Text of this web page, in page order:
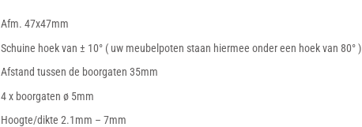
Afm. 47x47mm
Schuine hoek van ± 10° ( uw meubelpoten staan hiermee onder een hoek van 80° )
Afstand tussen de boorgaten 35mm
4 x boorgaten ø 5mm
Hoogte/dikte 2.1mm – 7mm